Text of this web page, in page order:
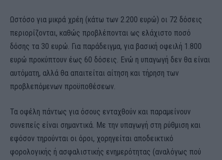
Ωστόσο για μικρά χρέη (κάτω των 2.200 ευρώ) οι 72 δόσεις
περιορίζονται, καθώς προβλέπονται ως ελάχιστο ποσό
δόσης τα 30 ευρώ. Για παράδειγμα, για βασική οφειλή 1.800
ευρώ προκύπτουν έως 60 δόσεις. Ενώ η υπαγωγή δεν θα είναι
αυτόματη, αλλά θα απαιτείται αίτηση και τήρηση των
προβλεπόμενων προϋποθέσεων.
Τα οφέλη πάντως για όσους ενταχθούν και παραμείνουν
συνεπείς είναι σημαντικά. Με την υπαγωγή στη ρύθμιση και
εφόσον τηρούνται οι όροι, χορηγείται αποδεικτικό
φορολογικής ή ασφαλιστικής ενημερότητας (αναλόγως πού